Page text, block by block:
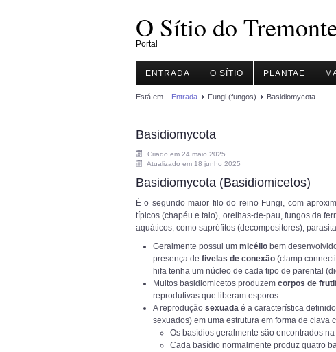
O Sítio do
Portal
ENTRADA O SÍTIO PLANTAE
Está em... Entrada Fungi (fungos) Basidiomycota
Basidiomycota
Criado em 24 maio 2025
Atualizado em 18 junho 2025
Basidiomycota (Basidiomicetos)
É o segundo maior filo do reino Fungi, com
típicos (chapéu e talo), orelhas-de-pau, fungos da
aquáticos, como saprófitos (decompositores),
Geralmente possui um micélio bem
presença de fivelas de conexão (clamp
hifa tenha um núcleo de cada tipo de parental
Muitos basidiomicetos produzem corpos de
reprodutivas que liberam esporos.
A reprodução sexuada é a característica
sexuados) em uma estrutura em forma de clava
Os basídios geralmente são encontrados
Cada basídio normalmente produz quatro